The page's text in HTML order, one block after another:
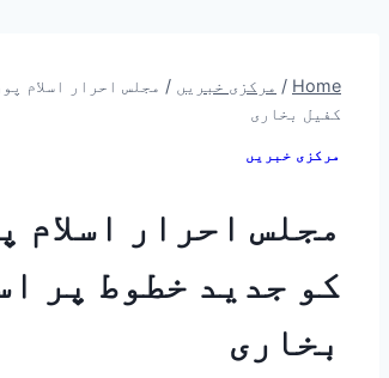
Home
/ مرکزی خبریں / مجلس احرار اسلام
کفیل بخاری
مرکزی خبریں
مجلس احرار
کو جدید خطوط پر
بخاری